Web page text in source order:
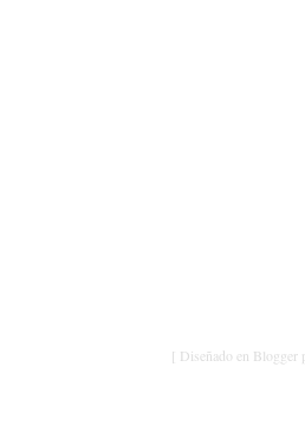
[ Diseñado en Blogger